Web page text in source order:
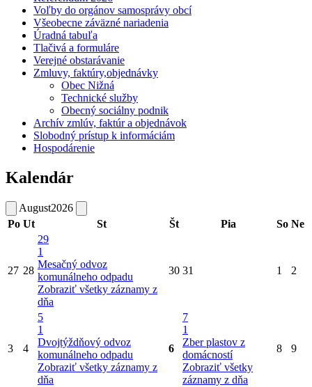
Voľby do orgánov samosprávy obcí
Všeobecne záväzné nariadenia
Úradná tabuľa
Tlačivá a formuláre
Verejné obstarávanie
Zmluvy, faktúry,objednávky
Obec Nižná
Technické služby
Obecný sociálny podnik
Archív zmlúv, faktúr a objednávok
Slobodný prístup k informáciám
Hospodárenie
Kalendár
August2026
Po Ut St Št Pia So Ne
27 28
29
1
Mesačný odvoz
komunálneho odpadu
Zobraziť všetky záznamy z
dňa
30 31 1 2
3 4
5
1
Dvojtýždňový odvoz
komunálneho odpadu
Zobraziť všetky záznamy z
dňa
6
7
1
Zber plastov z
domácností
Zobraziť všetky
záznamy z dňa
8 9